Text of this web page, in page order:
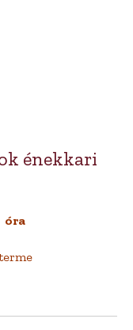
énekkari
óra